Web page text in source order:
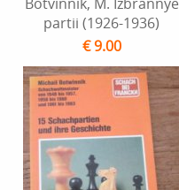
Botvinnik, M. Izbrannye
partii (1926-1936)
€ 9.00